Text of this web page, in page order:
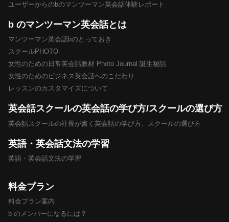
ユーザーからのbのマンツーマン英会話体験レポート
b のマンツーマン英会話とは
マンツーマン英会話bのとっておき
スクールPHOTO
女性のための日常英会話教材 Photo Journal 誕生秘話
女性のためのビジネス英会話へのこだわり
レッスンのカスタマイズについて
英会話スクールの英会話の学び方/スクールの選び方
英会話スクールの社長が書く英会話の学び方、スクールの選び方
英語・英会話文法の学習
英語・英会話文法の学習
料金プラン
料金プラン案内
b のメンバーになるには？